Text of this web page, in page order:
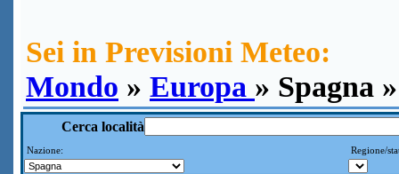
Sei in Previsioni Meteo:
Mondo » Europa » Spagna
Cerca località
Nazione: Regione/